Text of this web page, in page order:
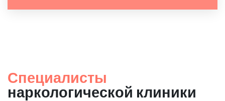
Специалисты
наркологической клиники